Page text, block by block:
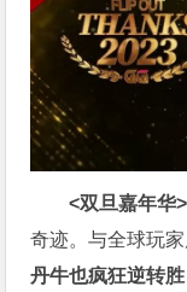
<双旦嘉年华>
奇迹。与全球玩
丹牛也疯狂逆转胜